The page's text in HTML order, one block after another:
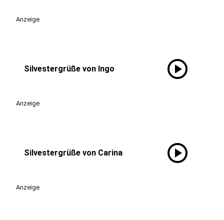
Anzeige
Silvestergrüße von Ingo play_circle
Anzeige
Silvestergrüße von Carina play_circle
Anzeige